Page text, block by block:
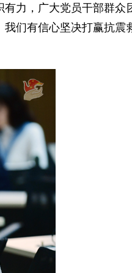
力，广大党员干部群众
们有信心坚决打赢抗震